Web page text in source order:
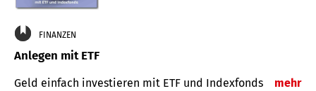
FINANZEN
Anlegen mit ETF
Geld einfach investieren mit ETF und Indexfonds mehr